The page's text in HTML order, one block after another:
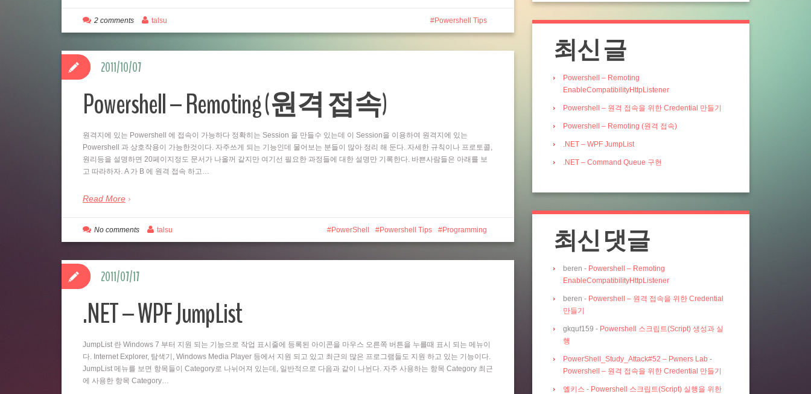
Powershell Tips
2 comments talsu
Powershell – Remoting (원격 접속)
원격지에 있는 Powershell 에 접속이 가능하다 정확히는 Session 을 만들수 있는데 이 Session을 이용하여 원격지에 있는
Powershell 과 상호작용이 가능한것이다. 자주쓰게 되는 기능인데 물어보는 분들이 많아 정리 해 둔다. 자세한 규칙이나 프로토콜,
원리등을 설명하면 20페이지정도 문서가 나올꺼 같지만 여기선 필요한 과정들에 대한 설명만 기록한다. 바쁜사람들은 아래를 보
고 따라하자. A 가 B 에 원격 접속 하고…
Read More
2011/10/07
PowerShell Powershell Tips Programming
No comments talsu
.NET – WPF JumpList
JumpList 란 Windows 7 부터 지원 되는 기능으로 작업 표시줄에 등록된 아이콘을 마우스 오른쪽 버튼을 누를때 표시 되는 메뉴이
다. Internet Explorer, 탐색기, Windows Media Player 등에서 지원 되고 있고 최근의 많은 프로그램들도 지원 하고 있는 기능이다.
JumpList 메뉴를 보면 항목들이 Category로 나뉘어져 있는데, 일반적으로 다음과 같이 나뉜다. 자주 사용하는 항목 Category 최근
에 사용한 항목 Category…
2011/07/17
최신 글
Powershell – Remoting
EnableCompatibilityHttpListener
Powershell – 원격 접속을 위한 Credential 만들기
Powershell – Remoting (원격 접속)
.NET – WPF JumpList
.NET – Command Queue 구현
최신 댓글
beren - Powershell – Remoting
EnableCompatibilityHttpListener
beren - Powershell – 원격 접속을 위한 Credential
만들기
gkquf159 - Powershell 스크립트(Script) 생성과 실
행
PowerShell_Study_Attack#52 – Pwners Lab -
Powershell – 원격 접속을 위한 Credential 만들기
엘키스 - Powershell 스크립트(Script) 실행을 위한